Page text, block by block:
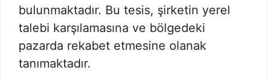
bulunmaktadır. Bu tesis, şirketin yerel
talebi karşılamasına ve bölgedeki
pazarda rekabet etmesine olanak
tanımaktadır.